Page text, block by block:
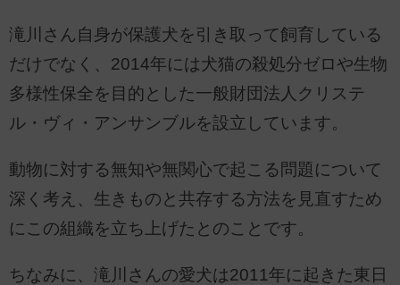
滝川さん自身が保護犬を引き取って飼育している
だけでなく、2014年には犬猫の殺処分ゼロや生物
多様性保全を目的とした一般財団法人クリステ
ル・ヴィ・アンサンブルを設立しています。
動物に対する無知や無関心で起こる問題について
深く考え、生きものと共存する方法を見直すため
にこの組織を立ち上げたとのことです。
ちなみに、滝川さんの愛犬は2011年に起きた東日